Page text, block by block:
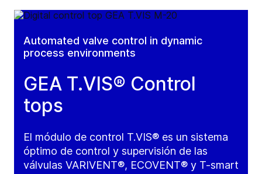
Automated valve control in dynamic
process environments
GEA T.VIS® Control
tops
El módulo de control T.VIS® es un sistema
óptimo de control y supervisión de las
válvulas VARIVENT®, ECOVENT® y T-smart